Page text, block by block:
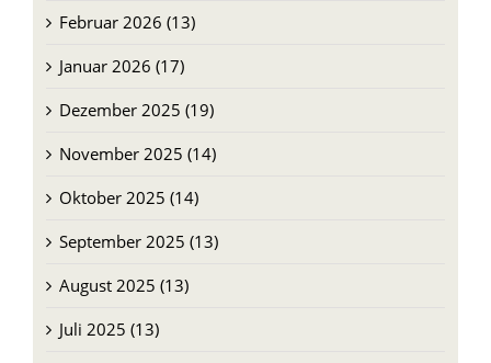
März 2026 (19)
Februar 2026 (13)
Januar 2026 (17)
Dezember 2025 (19)
November 2025 (14)
Oktober 2025 (14)
September 2025 (13)
August 2025 (13)